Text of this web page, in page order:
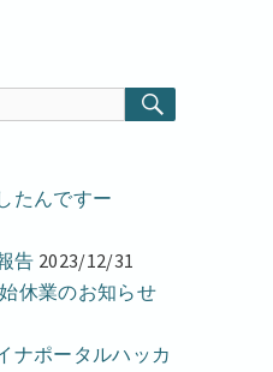
SEARCH
たんですー
告 2023/12/31
休業のお知らせ
ナポータルハッカ